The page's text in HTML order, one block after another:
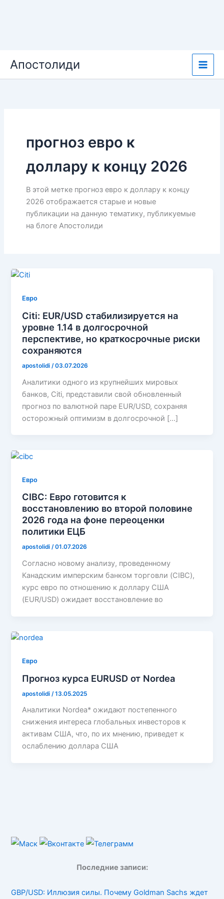
содержимому
Апостолиди
прогноз евро к
доллару к концу 2026
В этой метке прогноз евро к доллару к концу
2026 отображается старые и новые
публикации на данную тематику, публикуемые
на блоге Апостолиди
Евро
Citi: EUR/USD стабилизируется на
уровне 1.14 в долгосрочной
перспективе, но краткосрочные риски
сохраняются
apostolidi /03.07.2026
Аналитики одного из крупнейших мировых
банков, Citi, представили свой обновленный
прогноз по валютной паре EUR/USD, сохраняя
осторожный оптимизм в долгосрочной […]
Евро
CIBC: Евро готовится к
восстановлению во второй половине
2026 года на фоне переоценки
политики ЕЦБ
apostolidi/01.07.2026
Согласно новому анализу, проведенному
Канадским имперским банком торговли (CIBC),
курс евро по отношению к доллару США
(EUR/USD) ожидает восстановление во
Евро
Прогноз курса EURUSD от Nordea
apostolidi /13.05.2025
Аналитики Nordea* ожидают постепенного
снижения интереса глобальных инвесторов к
активам США, что, по их мнению, приведет к
ослаблению доллара США
Последние записи:
GBP/USD: Иллюзия силы. Почему Goldman Sachs ждет